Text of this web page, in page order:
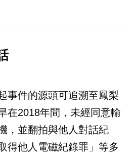
事件的源頭可追溯至鳳梨
在2018年間，未經同意輸
，並翻拍與他人對話紀
得他人電磁紀錄罪」等多